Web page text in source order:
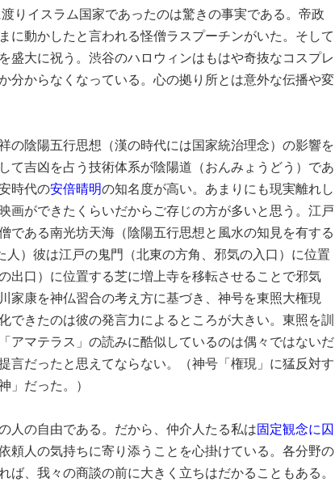
りイスラム国家であったのは驚きの事実である。帝政
に動かしたと言われる怪僧ラスプーチンがいた。そして
盛大に祝う。渋谷のハロウィンはもはや奇抜なコスプレ
分からなくなっている。心の拠り所とは意外な伝播や変
の陰陽五行思想（漢の時代には国家統治理念）の影響を
て吉凶を占う技術体系が陰陽道（おんみょうどう）であ
時代の安倍晴明の知名度が高い。あまりにも現実離れし
画ができたくらいだからご存じの方が多いと思う。江戸
である南光坊天海（陰陽五行思想と風水の知見を有する
）彼は江戸の鬼門（北東の方角、邪気の入口）に位置
出口）に位置する芝に増上寺を移転させることで邪気
家康を神仏習合の考え方に基づき、神号を東照大権現
できたのは彼の発言力によるところが大きい。東照を訓
アマテラス」の読みに酷似しているのは偶々ではないだ
言だったと思えてならない。（神号「権現」に猛反対す
」だった。）
人の自由である。だから、仲介人たる私は固定観念に囚
頼人の気持ちに寄り添うことを心掛けている。各分野の
、我々の商談の前に大きく立ちはだかることもある。